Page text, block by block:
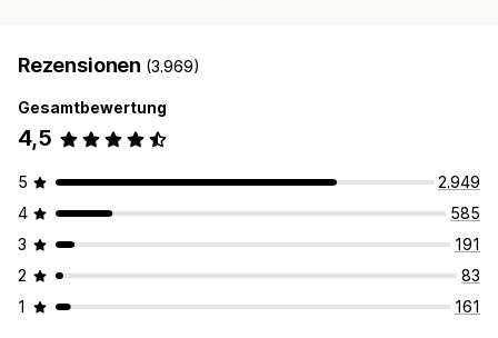
Rezensionen (3.969)
Gesamtbewertung
4,5
5
2.949
4
585
3
191
2
83
1
161